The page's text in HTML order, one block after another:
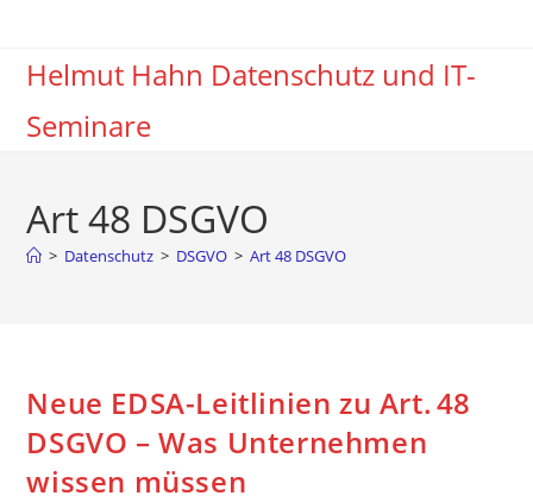
springenHelmut Hahn Datenschutz und IT-
Seminare
Art 48 DSGVO
> Datenschutz > DSGVO > Art 48 DSGVO
Neue EDSA-Leitlinien zu Art. 48
DSGVO – Was Unternehmen
wissen müssen